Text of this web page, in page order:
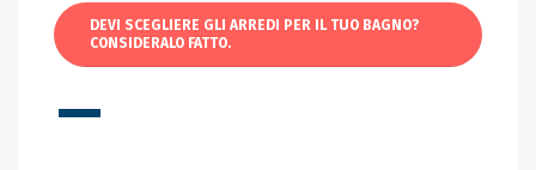
DEVI SCEGLIERE GLI ARREDI PER IL TUO BAGNO?
CONSIDERALO FATTO.